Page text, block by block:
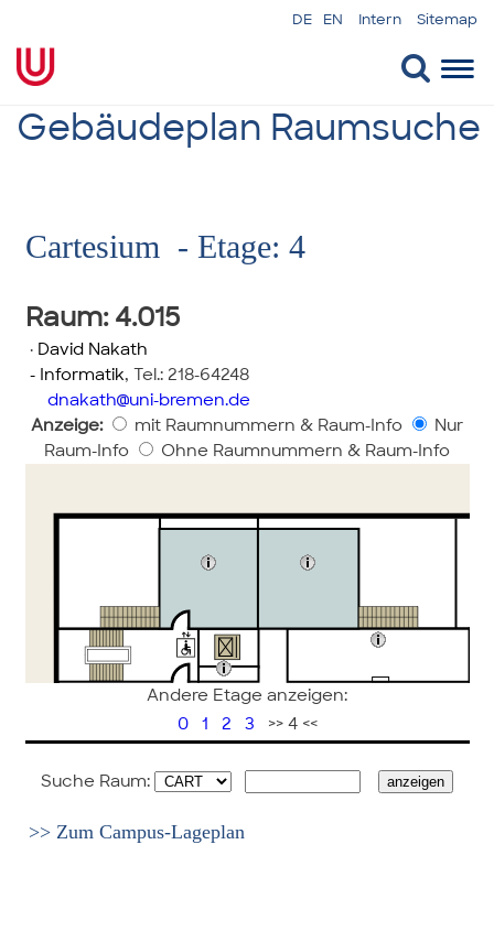
DE EN Intern Sitemap
Gebäudeplan Raumsuche
Cartesium - Etage: 4
Raum: 4.015
· David Nakath
- Informatik, Tel.: 218-64248
dnakath uni-bremen.de
Anzeige:
mit Raumnummern & Raum-Info
Nur
Raum-Info
Ohne Raumnummern & Raum-Info
Andere Etage anzeigen:
0
1 2 3 >> 4 <<
Suche Raum:
>> Zum Campus-Lageplan